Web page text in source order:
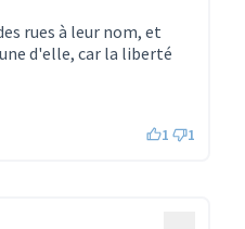
rues à leur nom, et
d'elle, car la liberté
1 1